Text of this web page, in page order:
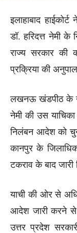
इलाहाबाद
डॉ. हरिदत्त नेमी
राज्य सरकार की
प्रक्रिया की
लखनऊ खंडपीठ के
नेमी की उस
निलंबन आदेश को
कानपुर के
टकराव के बाद जारी
याची की ओर से
आदेश जारी करने से
उत्तर प्रदेश